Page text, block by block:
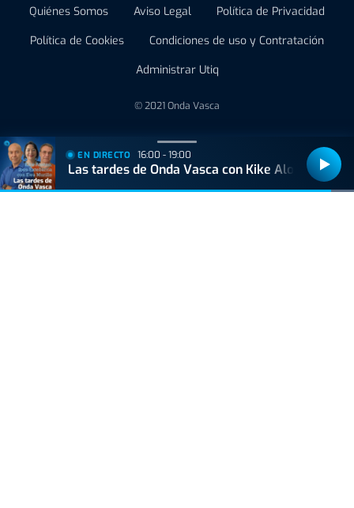
Quiénes Somos Aviso Legal
Política de Privacidad
Política de Cookies
Condiciones de uso y Contratación
Administrar Utiq
© 2021 Onda Vasca
EN DIRECTO 16:00 - 19:00
Las tardes de Onda Vasca con Kike Alonso